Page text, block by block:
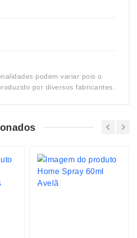
podem variar pois o
por diversos fabricantes.